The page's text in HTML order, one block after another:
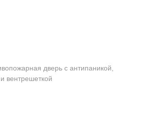
дверь с антипаникой,
вентрешеткой